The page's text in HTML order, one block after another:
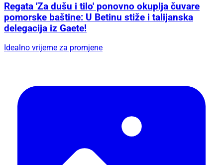
Regata 'Za dušu i tilo' ponovno okuplja čuvare
pomorske baštine: U Betinu stiže i talijanska
delegacija iz Gaete!
Idealno vrijeme za promjene